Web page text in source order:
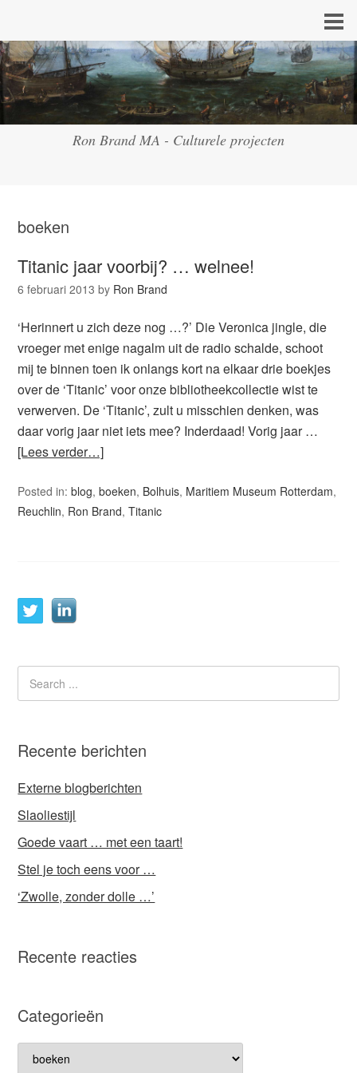
Ron Brand MA - Culturele projecten
boeken
Titanic jaar voorbij? … welnee!
6 februari 2013 by Ron Brand
‘Herinnert u zich deze nog …?’ Die Veronica jingle, die
vroeger met enige nagalm uit de radio schalde, schoot
mij te binnen toen ik onlangs kort na elkaar drie boekjes
over de ‘Titanic’ voor onze bibliotheekcollectie wist te
verwerven. De ‘Titanic’, zult u misschien denken, was
daar vorig jaar niet iets mee? Inderdaad! Vorig jaar …
[Lees verder…]
Posted in:blog,boeken, Bolhuis, Maritiem Museum Rotterdam,
Reuchlin, Ron Brand,Titanic
Recente berichten
Externe blogberichten
Slaoliestijl
Goede vaart … met een taart!
Stel je toch eens voor …
‘Zwolle, zonder dolle …’
Recente reacties
Categorieën
Categorieën